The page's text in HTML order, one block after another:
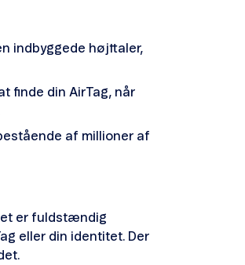
indbyggede højttaler,
finde din AirTag, når
af millioner af
er fuldstændig
eller din identitet. Der